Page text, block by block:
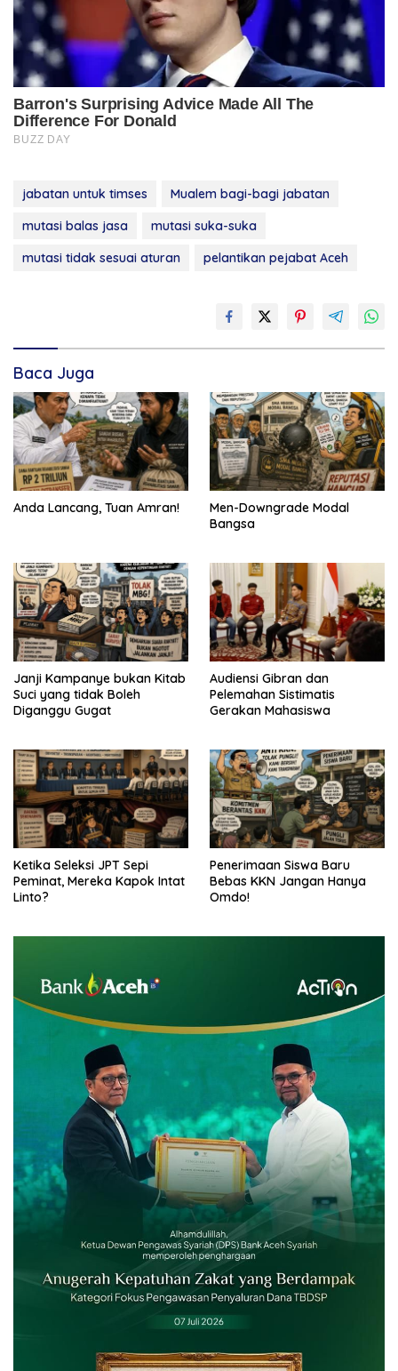
jabatan untuk timses
Mualem bagi-bagi jabatan
mutasi balas jasa
mutasi suka-suka
mutasi tidak sesuai aturan
pelantikan pejabat Aceh
Baca Juga
Anda Lancang, Tuan Amran!
Men-Downgrade Modal
Bangsa
Janji Kampanye bukan Kitab
Suci yang tidak Boleh
Diganggu Gugat
Audiensi Gibran dan
Pelemahan Sistimatis
Gerakan Mahasiswa
Ketika Seleksi JPT Sepi
Peminat, Mereka Kapok Intat
Linto?
Penerimaan Siswa Baru
Bebas KKN Jangan Hanya
Omdo!